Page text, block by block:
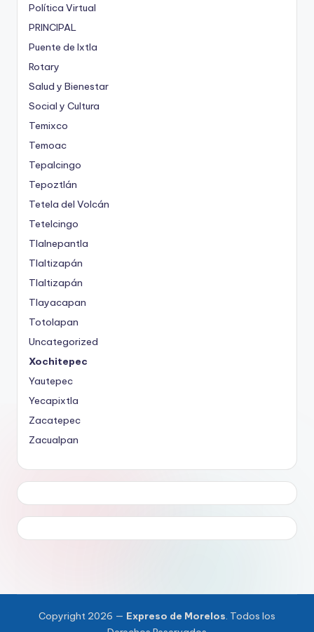
Política Virtual
PRINCIPAL
Puente de Ixtla
Rotary
Salud y Bienestar
Social y Cultura
Temixco
Temoac
Tepalcingo
Tepoztlán
Tetela del Volcán
Tetelcingo
Tlalnepantla
Tlaltizapán
Tlaltizapán
Tlayacapan
Totolapan
Uncategorized
Xochitepec
Yautepec
Yecapixtla
Zacatepec
Zacualpan
Copyright 2026 — Expreso de Morelos. Todos los